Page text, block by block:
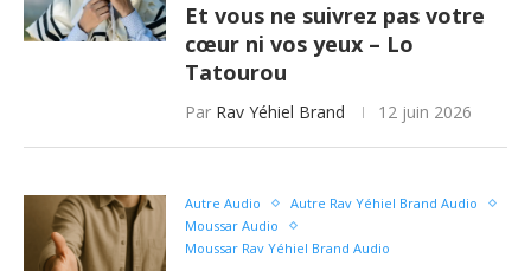
Et vous ne suivrez pas votre
cœur ni vos yeux – Lo
Tatourou
Par Rav Yéhiel Brand 12 juin 2026
Autre Audio
Autre Rav Yéhiel Brand Audio
Moussar Audio
Moussar Rav Yéhiel Brand Audio